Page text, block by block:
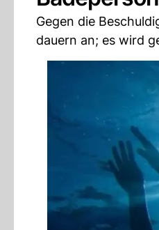
Gegen die
dauern an; es wird